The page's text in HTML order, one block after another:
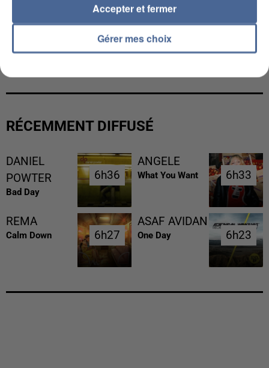
L’UN DES FONDATEURS SUPPOSÉS DE LA DZ
RÉCEMMENT DIFFUSÉ
DANIEL
POWTER
Bad Day
6h36
6h36
ANGELE
What You Want 6h33
6h33
REMA
Calm Down 6h27
6h27
ASAF AVIDAN
One Day 6h23
6h23
Gérer mes choix
Accepter et fermer